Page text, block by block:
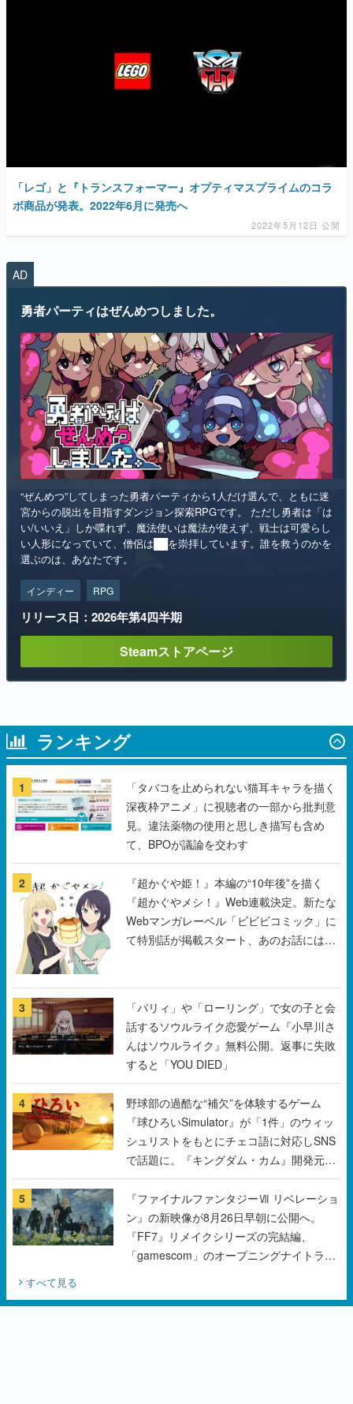
「レゴ」と『トランスフォーマー』オプティマスプライムのコラ
ボ商品が発表。2022年6月に発売へ
2022年5月12日 公開
AD
勇者パーティはぜんめつしました。
“ぜんめつ”してしまった勇者パーティから1人だけ選んで、ともに迷
宮からの脱出を目指すダンジョン探索RPGです。 ただし勇者は「は
い/いいえ」しか喋れず、魔法使いは魔法が使えず、戦士は可愛らし
い人形になっていて、僧侶は██を崇拝しています。誰を救うのかを
選ぶのは、あなたです。
インディー RPG
リリース日：2026年第4四半期
Steamストアページ
ランキング
1
「タバコを止められない猫耳キャラを描く
深夜枠アニメ」に視聴者の一部から批判意
見。違法薬物の使用と思しき描写も含め
て、BPOが議論を交わす
2
『超かぐや姫！』本編の“10年後”を描く
『超かぐやメシ！』Web連載決定。新たな
Webマンガレーベル「ビビビコミック」に
て特別話が掲載スタート、あのお話には…
3
「パリィ」や「ローリング」で女の子と会
話するソウルライク恋愛ゲーム『小早川さ
んはソウルライク』無料公開。返事に失敗
すると「YOU DIED」
4
野球部の過酷な“補欠”を体験するゲーム
『球ひろいSimulator』が「1件」のウィッ
シュリストをもとにチェコ語に対応しSNS
で話題に。『キングダム・カム』開発元や
チェコのプロ野球選手から称賛の声
5
『ファイナルファンタジーⅦ リベレーショ
ン』の新映像が8月26日早朝に公開へ。
『FF7』リメイクシリーズの完結編、
「gamescom」のオープニングナイトライ
すべて見る